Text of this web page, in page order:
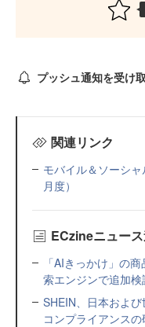
プッシュ通知を受け
関連リンク
モバイル＆ソーシ
月度）
ECzineニュー
「AIきっかけ」の
索エンジンで追加
SHEIN、日本およ
コンプライアンス